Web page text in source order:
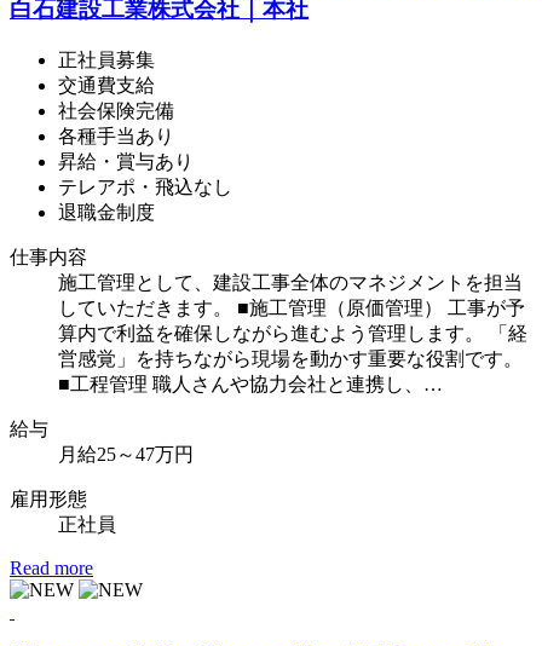
白石建設工業株式会社｜本社
正社員募集
交通費支給
社会保険完備
各種手当あり
昇給・賞与あり
テレアポ・飛込なし
退職金制度
仕事内容
施工管理として、建設工事全体のマネジメントを担当
していただきます。 ■施工管理（原価管理） 工事が予
算内で利益を確保しながら進むよう管理します。 「経
営感覚」を持ちながら現場を動かす重要な役割です。
■工程管理 職人さんや協力会社と連携し、…
給与
月給25～47万円
雇用形態
正社員
Read more